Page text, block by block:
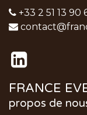
+33 2 51 13 90
FRANCE
propos de